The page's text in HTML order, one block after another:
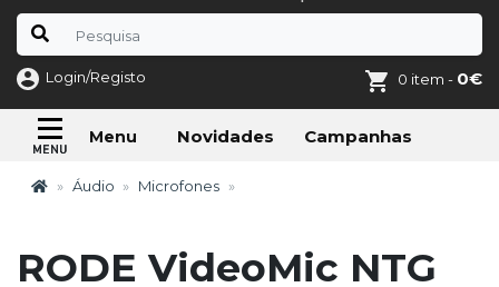
Login/Registo 0 item - 0€
Menu Novidades Campanhas
Áudio Microfones
RODE VideoMic NTG